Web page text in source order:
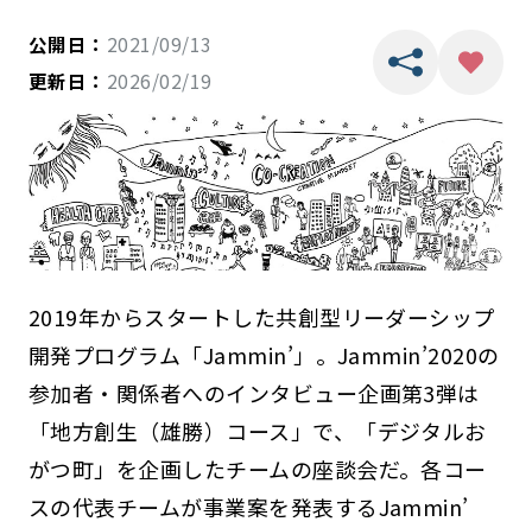
公開日： 2021/09/13
更新日： 2026/02/19
2019年からスタートした共創型リーダーシップ
開発プログラム「Jammin’」。Jammin’2020の
参加者・関係者へのインタビュー企画第3弾は
「地方創生（雄勝）コース」で、「デジタルお
がつ町」を企画したチームの座談会だ。各コー
スの代表チームが事業案を発表するJammin’